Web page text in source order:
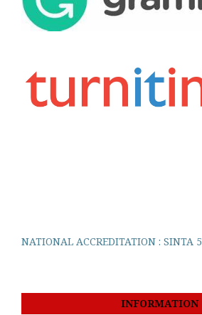
NATIONAL ACCREDITATION : SINTA 5
INFORMATION